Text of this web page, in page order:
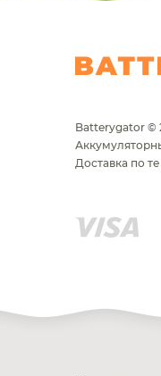
Batterygator ©
Доставка по